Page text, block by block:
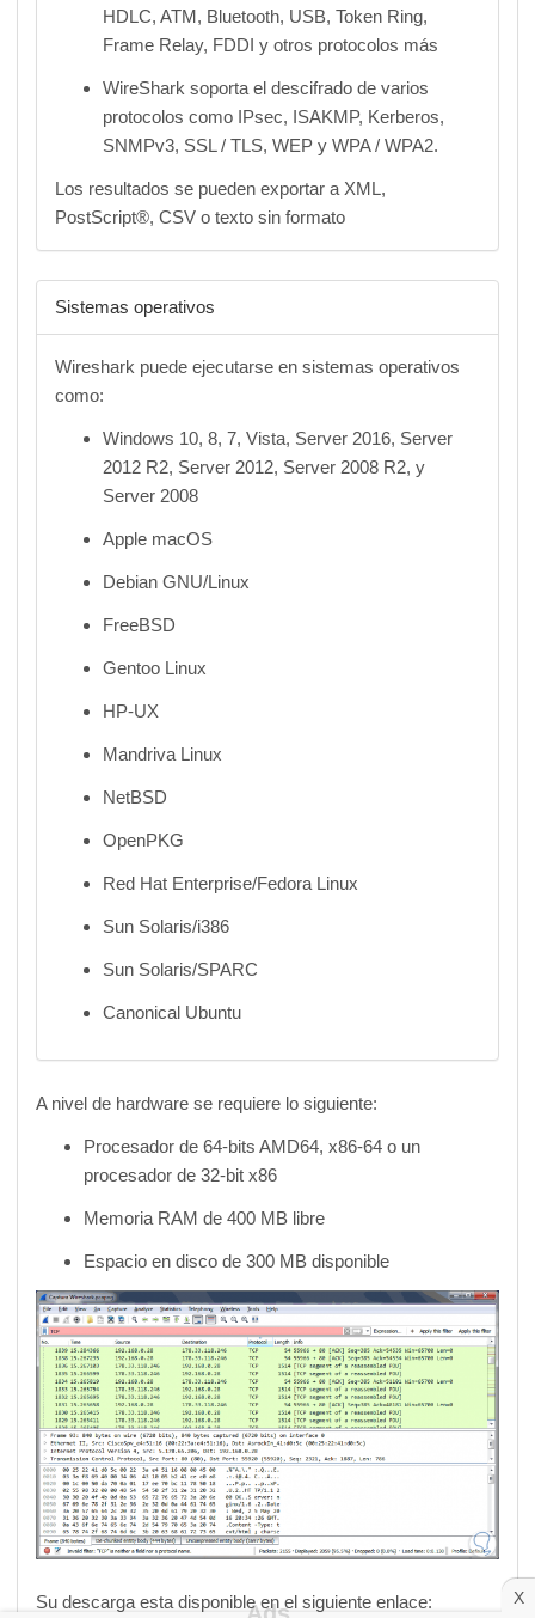
HDLC, ATM, Bluetooth, USB, Token Ring,
Frame Relay, FDDI y otros protocolos más
WireShark soporta el descifrado de varios
protocolos como IPsec, ISAKMP, Kerberos,
SNMPv3, SSL / TLS, WEP y WPA / WPA2.
Los resultados se pueden exportar a XML,
PostScript®, CSV o texto sin formato
Sistemas operativos
Wireshark puede ejecutarse en sistemas operativos
como:
Windows 10, 8, 7, Vista, Server 2016, Server
2012 R2, Server 2012, Server 2008 R2, y
Server 2008
Apple macOS
Debian GNU/Linux
FreeBSD
Gentoo Linux
HP-UX
Mandriva Linux
NetBSD
OpenPKG
Red Hat Enterprise/Fedora Linux
Sun Solaris/i386
Sun Solaris/SPARC
Canonical Ubuntu
A nivel de hardware se requiere lo siguiente:
Procesador de 64-bits AMD64, x86-64 o un
procesador de 32-bit x86
Memoria RAM de 400 MB libre
Espacio en disco de 300 MB disponible
Su descarga esta disponible en el siguiente enlace: X